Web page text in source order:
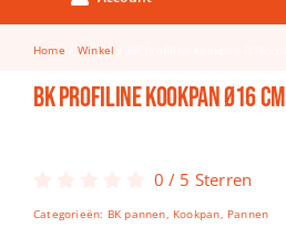
Keuken & Tafelen
Kinderfietsen
Knutselen
Spellen
Home Winkel
BK Profiline kookpan Ø16 cm
0 / 5 Sterren
Categorieën: BK pannen, Kookpan, Pannen